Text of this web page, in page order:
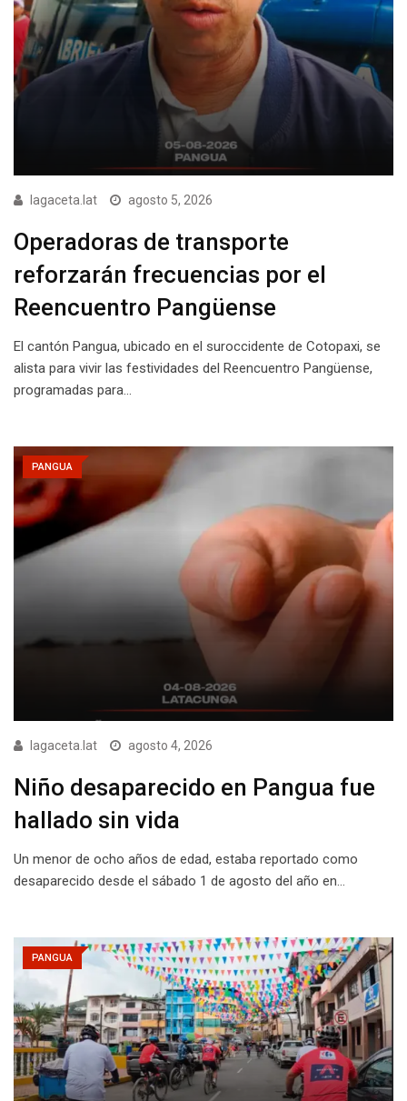
lagaceta.lat agosto 5, 2026
Operadoras de transporte
reforzarán frecuencias por el
Reencuentro Pangüense
El cantón Pangua, ubicado en el suroccidente de Cotopaxi, se
alista para vivir las festividades del Reencuentro Pangüense,
programadas para…
PANGUA
lagaceta.lat agosto 4, 2026
Niño desaparecido en Pangua fue
hallado sin vida
Un menor de ocho años de edad, estaba reportado como
desaparecido desde el sábado 1 de agosto del año en…
PANGUA